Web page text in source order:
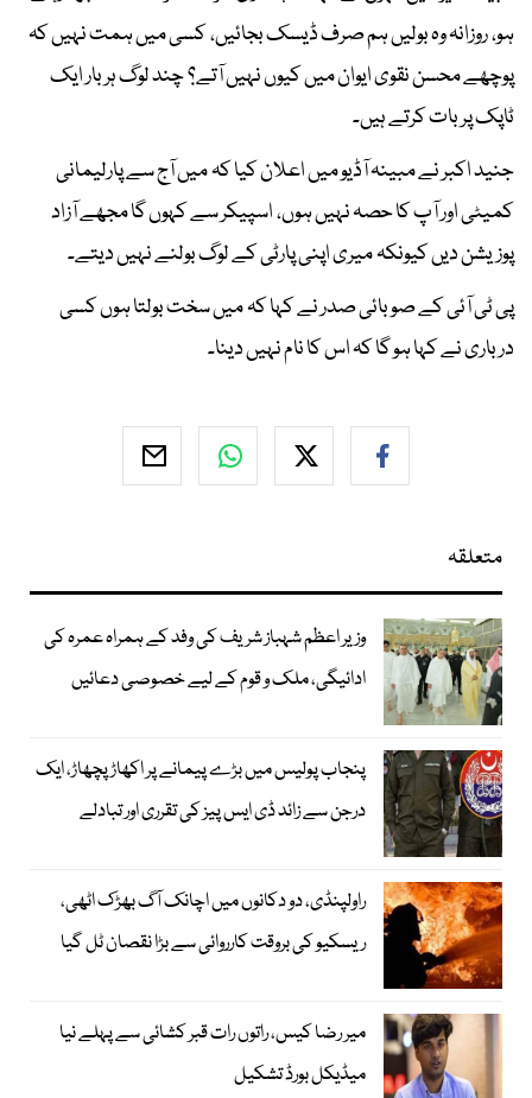
ہو، روزانہ وہ بولیں ہم صرف ڈیسک بجائیں، کسی میں ہمت نہیں کہ
پوچھے محسن نقوی ایوان میں کیوں نہیں آتے؟ چند لوگ ہر بار ایک
ٹاپک پر بات کرتے ہیں۔
جنید اکبر نے مبینہ آڈیو میں اعلان کیا کہ میں آج سے پارلیمانی
کمیٹی اور آپ کا حصہ نہیں ہوں، اسپیکر سے کہوں گا مجھے آزاد
پوزیشن دیں کیونکہ میری اپنی پارٹی کے لوگ بولنے نہیں دیتے۔
پی ٹی آئی کے صوبائی صدر نے کہا کہ میں سخت بولتا ہوں کسی
درباری نے کہا ہو گا کہ اس کا نام نہیں دینا۔
متعلقہ
وزیر اعظم شہباز شریف کی وفد کے ہمراہ عمرہ کی
ادائیگی، ملک و قوم کے لیے خصوصی دعائیں
پنجاب پولیس میں بڑے پیمانے پر اکھاڑ پچھاڑ، ایک
درجن سے زائد ڈی ایس پیز کی تقرری اور تبادلے
راولپنڈی، دو دکانوں میں اچانک آگ بھڑک اٹھی،
ریسکیو کی بروقت کارروائی سے بڑا نقصان ٹل گیا
میر رضا کیس، راتوں رات قبر کشائی سے پہلے نیا
میڈیکل بورڈ تشکیل